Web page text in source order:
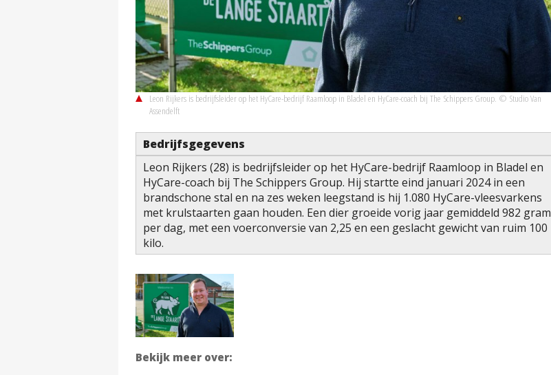
Leon Rijkers is bedrijfsleider op het HyCare-bedrijf Raamloop in Bladel en HyCare-coach bij The Schippers Group. © Studio Van
Assendelft
Bedrijfsgegevens
Leon Rijkers (28) is bedrijfsleider op het HyCare-bedrijf Raamloop in Bladel en
HyCare-coach bij The Schippers Group. Hij startte eind januari 2024 in een
brandschone stal en na zes weken leegstand is hij 1.080 HyCare-vleesvarkens
met krulstaarten gaan houden. Een dier groeide vorig jaar gemiddeld 982 gram
per dag, met een voerconversie van 2,25 en een geslacht gewicht van ruim 100
kilo.
Bekijk meer over: